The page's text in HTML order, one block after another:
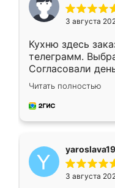
3 августа
Кухню здесь
телеграмм.
Согласовали
недели кухня
довольны
мебель за
Читать полностью
3 августа